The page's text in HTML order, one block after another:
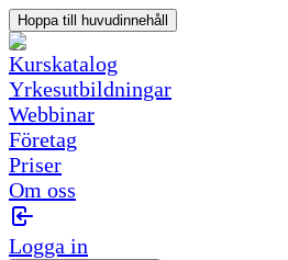
Hoppa till huvudinnehåll
Kurskatalog
Yrkesutbildningar
Webbinar
Företag
Priser
Om oss
Logga in